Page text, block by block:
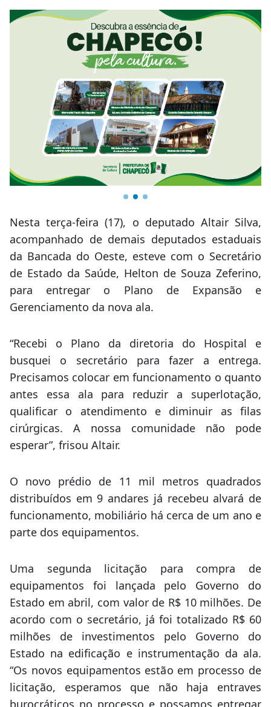
Nesta terça-feira (17), o deputado Altair Silva,
acompanhado de demais deputados estaduais
da Bancada do Oeste, esteve com o Secretário
de Estado da Saúde, Helton de Souza Zeferino,
para entregar o Plano de Expansão e
Gerenciamento da nova ala.
“Recebi o Plano da diretoria do Hospital e
busquei o secretário para fazer a entrega.
Precisamos colocar em funcionamento o quanto
antes essa ala para reduzir a superlotação,
qualificar o atendimento e diminuir as filas
cirúrgicas. A nossa comunidade não pode
esperar”, frisou Altair.
O novo prédio de 11 mil metros quadrados
distribuídos em 9 andares já recebeu alvará de
funcionamento, mobiliário há cerca de um ano e
parte dos equipamentos.
Uma segunda licitação para compra de
equipamentos foi lançada pelo Governo do
Estado em abril, com valor de R$ 10 milhões. De
acordo com o secretário, já foi totalizado R$ 60
milhões de investimentos pelo Governo do
Estado na edificação e instrumentação da ala.
“Os novos equipamentos estão em processo de
licitação, esperamos que não haja entraves